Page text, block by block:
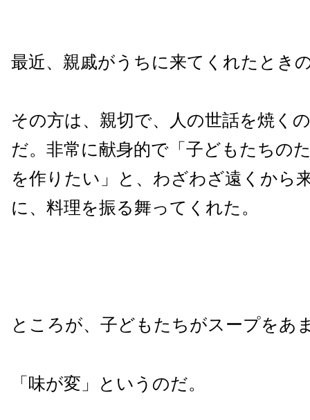
最近、親戚がうちに来てくれたとき
その方は、親切で、人の世話を焼く
だ。非常に献身的で「子どもたちの
を作りたい」と、わざわざ遠くから
に、料理を振る舞ってくれた。
ところが、子どもたちがスープをあ
「味が変」というのだ。